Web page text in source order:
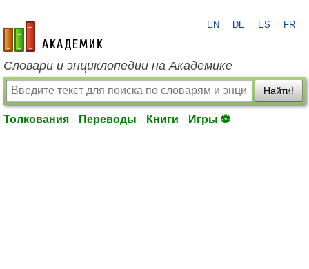
academic.ru
EN DE ES FR
Словари и энциклопедии на Академике
Найти!
Толкования Переводы Книги Игры ⚽